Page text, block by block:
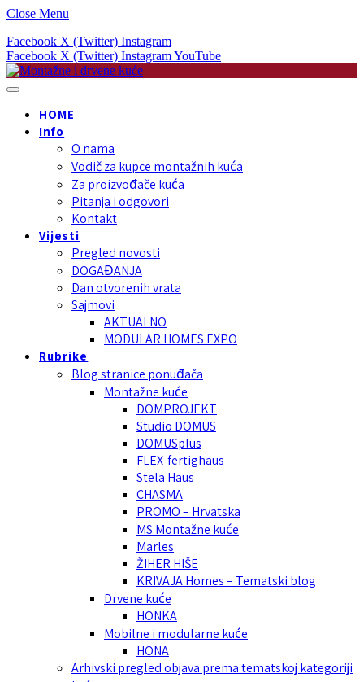
Close Menu
Facebook X (Twitter) Instagram
Facebook X (Twitter) InstagramYouTube
HOME
Info
O nama
Vodič za kupce montažnih kuća
Za proizvođače kuća
Pitanja i odgovori
Kontakt
Vijesti
Pregled novosti
DOGAĐANJA
Dan otvorenih vrata
Sajmovi
AKTUALNO
MODULAR HOMES EXPO
Rubrike
Blog stranice ponuđača
Montažne kuće
DOMPROJEKT
Studio DOMUS
DOMUSplus
FLEX-fertighaus
Stela Haus
CHASMA
PROMO – Hrvatska
MS Montažne kuće
Marles
ŽIHER HIŠE
KRIVAJA Homes – Tematski blog
Drvene kuće
HONKA
Mobilne i modularne kuće
HÖNA
Arhivski pregled objava prema tematskoj kategoriji